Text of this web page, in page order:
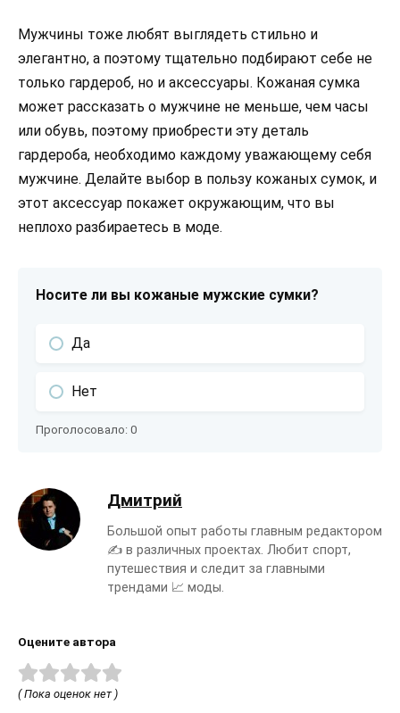
Мужчины тоже любят выглядеть стильно и
элегантно, а поэтому тщательно подбирают себе не
только гардероб, но и аксессуары. Кожаная сумка
может рассказать о мужчине не меньше, чем часы
или обувь, поэтому приобрести эту деталь
гардероба, необходимо каждому уважающему себя
мужчине. Делайте выбор в пользу кожаных сумок, и
этот аксессуар покажет окружающим, что вы
неплохо разбираетесь в моде.
Носите ли вы кожаные мужские сумки?
Да
Нет
Проголосовало: 0
Дмитрий
Большой опыт работы главным редактором
✍️ в различных проектах. Любит спорт,
путешествия и следит за главными
трендами 📈 моды.
Оцените автора
( Пока оценок нет )